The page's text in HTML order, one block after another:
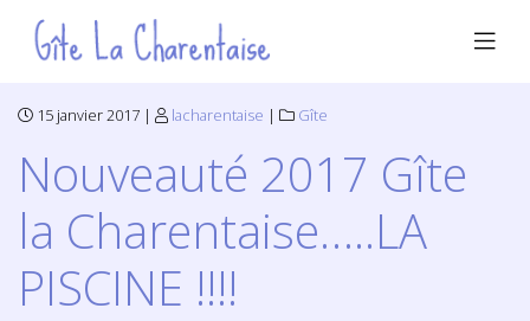
15 janvier 2017 | lacharentaise | Gîte
Nouveauté 2017 Gîte
la Charentaise…..LA
PISCINE !!!!